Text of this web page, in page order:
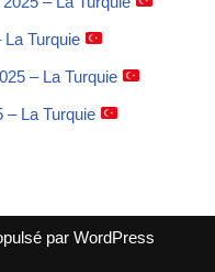
La Turquie
– La Turquie
– La Turquie
par WordPress